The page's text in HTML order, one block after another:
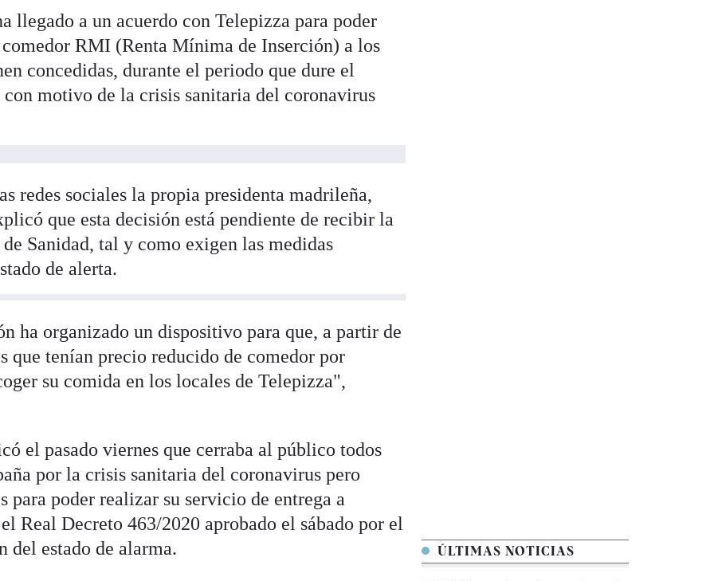
llegado a un acuerdo con Telepizza para poder
RMI (Renta Mínima de Inserción) a los
concedidas, durante el periodo que dure el
con motivo de la crisis sanitaria del coronavirus
redes sociales la propia presidenta madrileña,
que esta decisión está pendiente de recibir la
Sanidad, tal y como exigen las medidas
de alerta.
ha organizado un dispositivo para que, a partir de
que tenían precio reducido de comedor por
su comida en los locales de Telepizza",
el pasado viernes que cerraba al público todos
por la crisis sanitaria del coronavirus pero
para poder realizar su servicio de entrega a
Real Decreto 463/2020 aprobado el sábado por el
del estado de alarma.
ÚLTIMAS NOTICIAS